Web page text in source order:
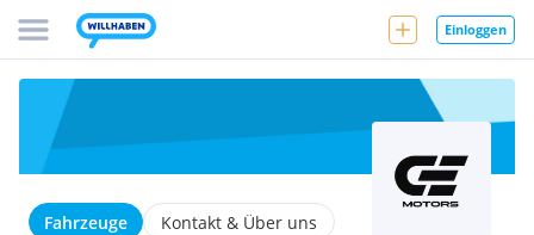
Einloggen
Fahrzeuge Kontakt & Über uns